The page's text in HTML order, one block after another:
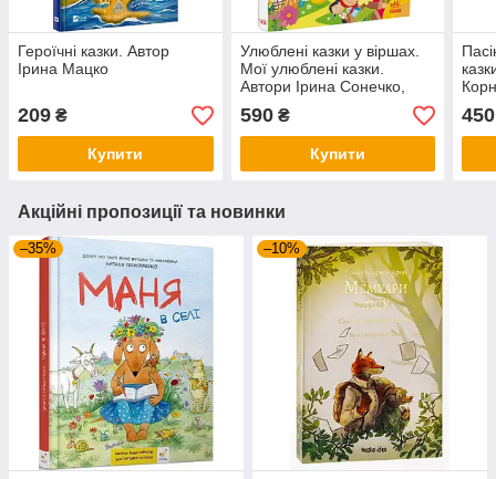
Героїчні казки. Автор
Ірина Мацко
209 ₴
Купити
Улюблені казки у віршах.
Мої улюблені казки.
Автори Ірина Сонечко,
Геннадій Меламед
590₴
Купити
450
Акційні пропозиції та новинки
–35% –10%